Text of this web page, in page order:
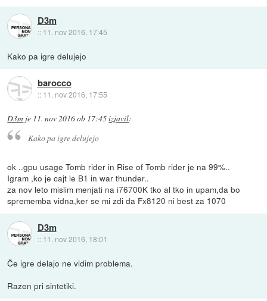
D3m
:: 11. nov 2016, 17:45
Kako pa igre delujejo
barocco
:: 11. nov 2016, 17:55
D3m je 11. nov 2016 ob 17:45izjavil:
Kako pa igre delujejo
ok ..gpu usage Tomb rider in Rise of Tomb rider je na 99%..
Igram ,ko je cajt le B1 in war thunder..
za nov leto mislim menjati na i76700K tko al tko in upam,da bo
sprememba vidna,ker se mi zdi da Fx8120 ni best za 1070
D3m
:: 11. nov 2016, 18:01
Če igre delajo ne vidim problema.
Razen pri sintetiki.